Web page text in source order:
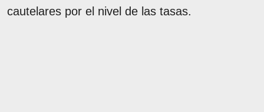
cautelares por el nivel de las tasas.